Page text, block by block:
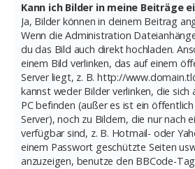
Kann ich Bilder in meine Beiträge
Ja, Bilder können in deinem Beitrag
Wenn die Administration
du das Bild auch direkt hochladen.
einem Bild verlinken, das auf einem
Server liegt, z. B. http://
kannst weder Bilder verlinken, die sich
PC befinden (außer es ist ein
Server), noch zu Bildern, die nur nach
verfügbar sind, z. B. Hotmail- oder
einem Passwort geschützte Seiten
anzuzeigen, benutze den BBCode-Tag